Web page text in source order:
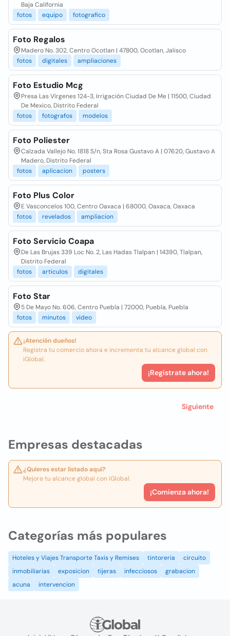
Empresas destacadas
¿Quieres estar listado aquí?
Mejora tu alcance global con iGlobal.
¡Comienza ahora!
Baja California
fotos
equipo fotografico
Foto Regalos
Madero No. 302, Centro Ocotlan | 47800, Ocotlan, Jalisco
fotos
digitales ampliaciones
Foto Estudio Mcg
Presa Las Vírgenes 124-3, Irrigación Ciudad De Me | 11500, Ciudad
De Mexico, Distrito Federal
fotos
fotografos modelos
Foto Poliester
Calzada Vallejo No. 1818 S/n, Sta Rosa Gustavo A | 07620, Gustavo A
Madero, Distrito Federal
fotos
aplicacion posters
Foto Plus Color
E Vasconcelos 100, Centro Oaxaca | 68000, Oaxaca, Oaxaca
fotos
revelados ampliacion
Foto Servicio Coapa
De Las Brujas 339 Loc No. 2, Las Hadas Tlalpan | 14390, Tlalpan,
Distrito Federal
fotos
articulos digitales
Foto Star
5 De Mayo No. 606, Centro Puebla | 72000, Puebla, Puebla
fotos
minutos video
¡Atención dueños!
Registra tu comercio ahora e incrementa tu alcance global con
iGlobal.
¡Registrate ahora!
Siguiente
Categorías más populares
Hoteles y Viajes Transporte Taxis y Remises tintoreria
circuito
inmobiliarias
exposicion tijeras infecciosos
grabacion
acuna
intervencion